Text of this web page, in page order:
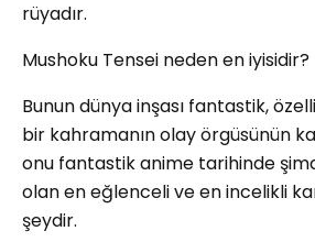
rüyadır.
Mushoku Tensei neden en iyisidir?
Bunun dünya inşası fantastik,
bir kahramanın olay örgüsünün
onu fantastik anime tarihinde
olan en eğlenceli ve en incelikli
şeydir.